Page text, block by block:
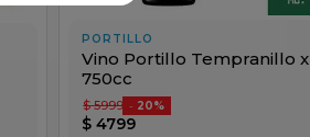
PORTILLO
Vino Portillo Tempranillo x
750cc
$ 4799
$ 5999 - 20%